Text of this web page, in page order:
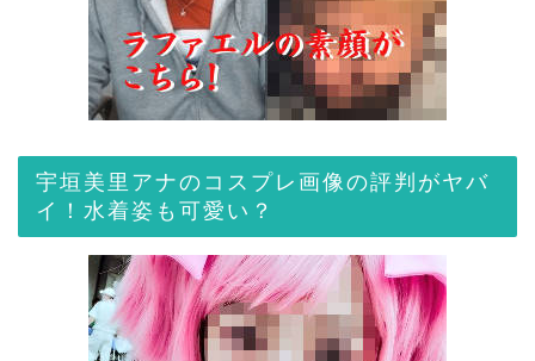
宇垣美里アナのコスプレ画像の評判がヤバ
イ！水着姿も可愛い？